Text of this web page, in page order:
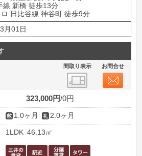
線 新橋 徒歩13分
日比谷線 神谷町 徒歩9分
月01日
間取り表示 お問合せ
323,000円 0円
1.0ヶ月 2.0ヶ月
1LDK 46.13㎡